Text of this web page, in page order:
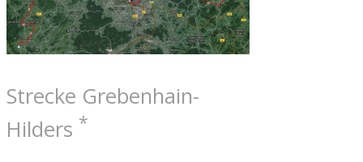
Strecke Grebenhain-
Hilders *